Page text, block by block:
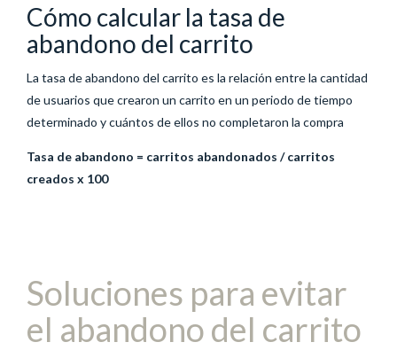
Cómo calcular la tasa de
abandono del carrito
La tasa de abandono del carrito es la relación entre la cantidad
de usuarios que crearon un carrito en un periodo de tiempo
determinado y cuántos de ellos no completaron la compra
Tasa de abandono = carritos abandonados / carritos
creados x 100
Soluciones para evitar
el abandono del carrito